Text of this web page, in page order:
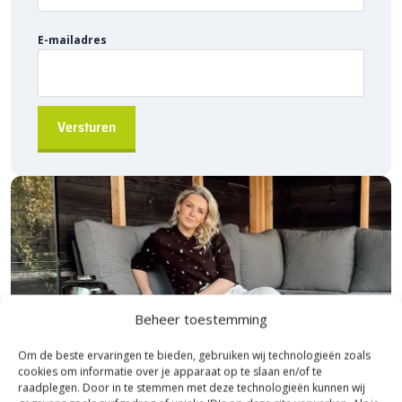
Beheer toestemming
Om de beste ervaringen te bieden, gebruiken wij technologieën zoals
cookies om informatie over je apparaat op te slaan en/of te
raadplegen. Door in te stemmen met deze technologieën kunnen wij
Sierbestratingsmarkt.com: snelle levering
voor de beste prijs
assortiment en scherpe prijzen vind je altijd de juiste oplossing
voor jouw project. Ontdek de hoogwaardige kwaliteit, voordelige
prijs en snelle levering bij Sierbestratingsmarkt.com.
E-mailadres